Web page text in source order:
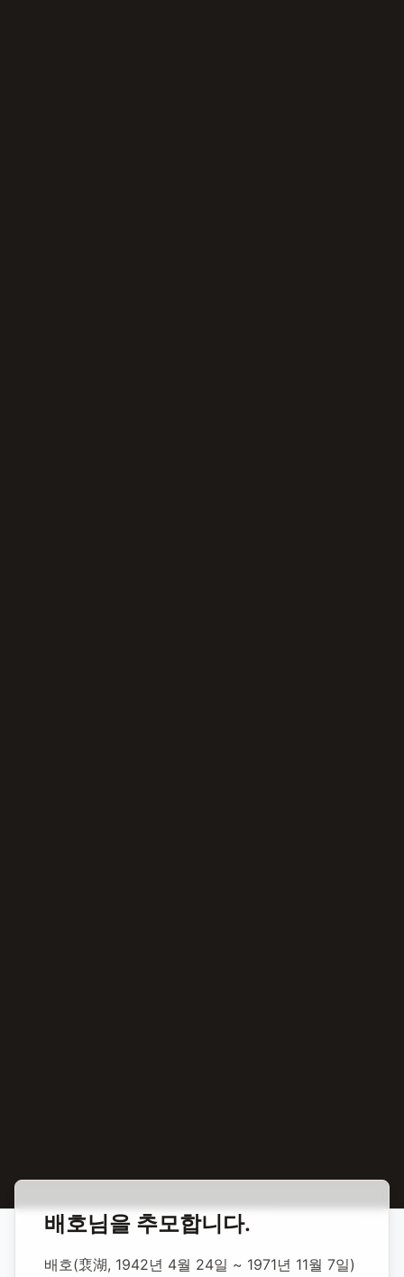
합동 추모 배호 가수
배호 가수
배호님을 추모합니다.
배호(裵湖, 1942년 4월 24일 ~ 1971년 11월 7일)